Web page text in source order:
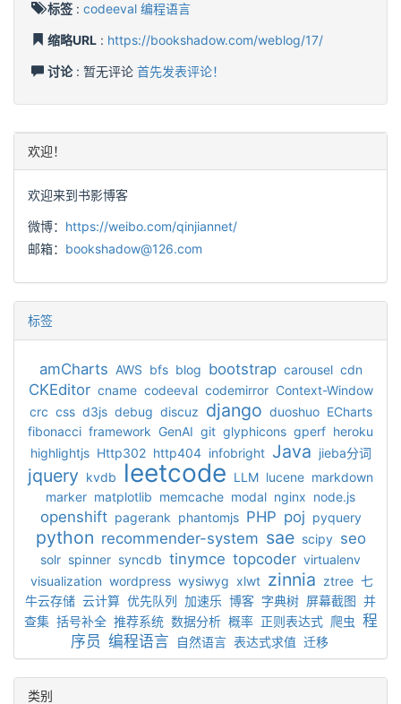
标签 : codeeval 编程语言
缩略URL : https://bookshadow.com/weblog/17/
讨论: 暂无评论 首先发表评论！
欢迎！
欢迎来到书影博客
微博： https://weibo.com/qinjiannet/
邮箱： bookshadow@126.com
标签
amCharts AWS bfs blog bootstrap carousel cdn
CKEditor cname codeeval codemirror Context-Window
crc css d3js debug discuz django duoshuo ECharts
fibonacci framework GenAI git glyphicons gperf heroku
highlightjs Http302 http404 infobright Java jieba分词
jquery kvdb leetcode LLM lucene markdown
marker matplotlib memcache modal nginx node.js
openshift pagerank phantomjs PHP poj pyquery
python recommender-system sae scipy seo
solr spinner syncdb tinymce topcoder virtualenv
visualization wordpress wysiwyg xlwt zinnia ztree 七
牛云存储 云计算 优先队列 加速乐 博客 字典树 屏幕截图 并
查集 括号补全 推荐系统 数据分析 概率 正则表达式 爬虫 程
序员 编程语言 自然语言 表达式求值 迁移
类别